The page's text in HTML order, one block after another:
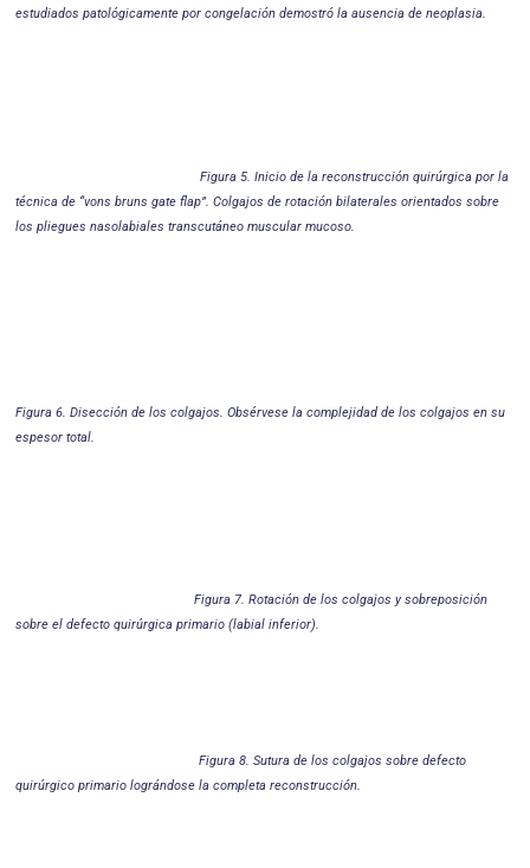
estudiados patológicamente por congelación demostró la ausencia de neoplasia.
Figura 5. Inicio de la reconstrucción quirúrgica por la
técnica de “vons bruns gate flap”. Colgajos de rotación bilaterales orientados sobre
los pliegues nasolabiales transcutáneo muscular mucoso.
Figura 6. Disección de los colgajos. Obsérvese la complejidad de los colgajos en su
espesor total.
Figura 7. Rotación de los colgajos y sobreposición
sobre el defecto quirúrgica primario (labial inferior).
Figura 8. Sutura de los colgajos sobre defecto
quirúrgico primario lográndose la completa reconstrucción.